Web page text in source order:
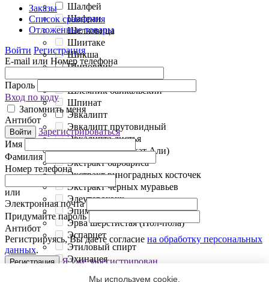
Мы используем cookie.
Шалфей
Шафран
Шелковица
Шиитаке
Шикша
Шиповник
Ширш египетский
Шлемник байкальский
Шпинат
Эвкалипт
Эвкалипт прутовидный
Эвкалипта листья
Эврикома (Тонгкат Али)
Экстракт барбариса
Экстракт виноградных косточек
Экстракт черных муравьев
Элеутерококк
Эпимедиум
Эрва шерстистая (Пол-пола)
Эспарцет
Этиловый спирт
Эхинацея
Заказы
Список сравнения
Отложенные товары
Войти Регистрация
E-mail или Номер телефона
Пароль
Вход по коду
Запомнить меня
Антибот
Войти
Зарегистрироваться
Имя
Фамилия
Номер телефона
или
Электронная почта
Придумайте пароль
Антибот
Регистрируясь, Вы даете согласие на обработку персональных
данных.
Регистрация Я уже зарегистрирован